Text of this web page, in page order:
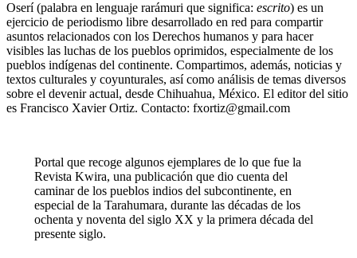
Oserí (palabra en lenguaje rarámuri que significa: escrito) es un
ejercicio de periodismo libre desarrollado en red para compartir
asuntos relacionados con los Derechos humanos y para hacer
visibles las luchas de los pueblos oprimidos, especialmente de los
pueblos indígenas del continente. Compartimos, además, noticias y
textos culturales y coyunturales, así como análisis de temas diversos
sobre el devenir actual, desde Chihuahua, México. El editor del sitio
es Francisco Xavier Ortiz. Contacto: fxortiz@gmail.com
Portal que recoge algunos ejemplares de lo que fue la
Revista Kwira, una publicación que dio cuenta del
caminar de los pueblos indios del subcontinente, en
especial de la Tarahumara, durante las décadas de los
ochenta y noventa del siglo XX y la primera década del
presente siglo.